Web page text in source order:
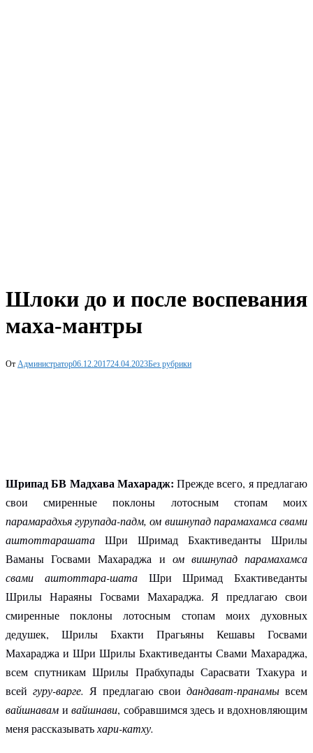
Шлоки до и после воспевания
маха-мантры
От Администратор06.12.201724.04.2023Без рубрики
Шрипад БВ Мадхава Махарадж:Прежде всего, я предлагаю
свои смиренные поклоны лотосным стопам моих
парамарадхья гурупада-падм, ом вишнупад парамахамса свами
аштоттарашата Шри Шримад Бхактиведанты Шрилы
Ваманы Госвами Махараджа и ом вишнупад парамахамса
свами аштоттара-шатаШри Шримад Бхактиведанты
Шрилы Нараяны Госвами Махараджа. Я предлагаю свои
смиренные поклоны лотосным стопам моих духовных
дедушек, Шрилы Бхакти Прагьяны Кешавы Госвами
Махараджа и Шри Шрилы Бхактиведанты Свами Махараджа,
всем спутникам Шрилы Прабхупады Сарасвати Тхакура и
всей гуру-варге. Я предлагаю своидандават-пранамы всем
вайшнавам и вайшнави, собравшимся здесь и вдохновляющим
меня рассказыватьхари-катху.